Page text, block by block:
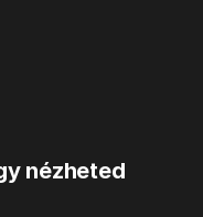
nézheted